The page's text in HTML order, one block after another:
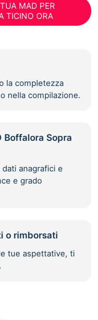
MAD PER
TICINO ORA
la completezza
nella compilazione.
Boffalora Sopra
anagrafici e
e grado
o rimborsati
tue aspettative, ti